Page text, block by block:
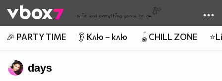
👾
🎉 PARTY TIME 👂 Клю – клю 🪀CHILL ZONE
days